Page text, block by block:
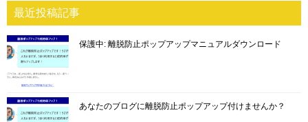
最近投稿記事
保護中: 離脱防止ポップアップマニュアルダウンロード
あなたのブログに離脱防止ポップアップ付けませんか？